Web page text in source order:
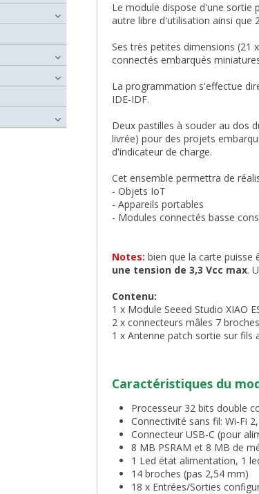
Le module dispose d'une sortie
autre libre d'utilisation ainsi que
Ses très petites dimensions
connectés embarqués
La programmation s'effectue
IDE-IDF.
Deux pastilles à souder au dos
livrée) pour des projets
d'indicateur de charge.
Cet ensemble permettra de
- Objets IoT
- Appareils portables
- Modules connectés basse
Notes: bien que la carte
une tension de 3,3 Vcc max.
Contenu:
1 x Module Seeed Studio XIAO
2 x connecteurs mâles 7 broches
1 x Antenne patch sortie sur fils
Caractéristiques du
Processeur 32 bits double
Connectivité sans fil: Wi-Fi
Connecteur USB-C (pour
8 MB PSRAM et 8 MB de
1 Led état alimentation, 1
14 broches (pas 2,54 mm)
18 x Entrées/Sorties